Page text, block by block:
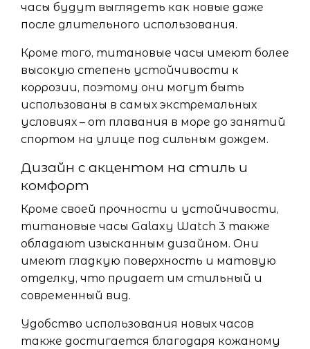
часы будут выглядеть как новые даже
после длительного использования.
Кроме того, титановые часы имеют более
высокую степень устойчивости к
коррозии, поэтому они могут быть
использованы в самых экстремальных
условиях – от плавания в море до занятий
спортом на улице под сильным дождем.
Дизайн с акцентом на стиль и
комфорт
Кроме своей прочности и устойчивости,
титановые часы Galaxy Watch 3 также
обладают изысканным дизайном. Они
имеют гладкую поверхность и матовую
отделку, что придает им стильный и
современный вид.
Удобство использования новых часов
также достигается благодаря кожаному